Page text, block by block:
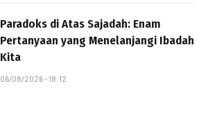
Paradoks di Atas Sajadah: Enam
Pertanyaan yang Menelanjangi Ibadah
Kita
06/08/2026 - 18:12